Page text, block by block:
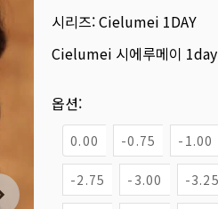
시리즈:Cielumei 1DAY
Cielumei 시에루메이
옵션:
0.00 -0.75 -1.00
-2.75 -3.00 -3.25